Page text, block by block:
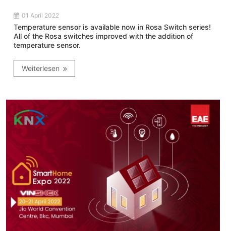
01 April 2022
Temperature sensor is available now in Rosa Switch series!
All of the Rosa switches improved with the addition of
temperature sensor.
Weiterlesen